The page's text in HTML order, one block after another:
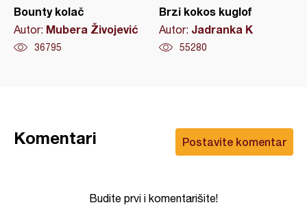
Bounty kolač
Autor: Mubera Živojević
36795
Brzi kokos kuglof
Autor: Jadranka K
55280
Postavite komentar
Komentari
Budite prvi i komentarišite!